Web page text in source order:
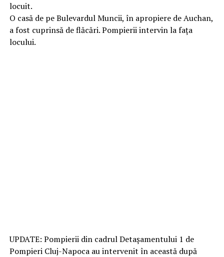
locuit.
O casă de pe Bulevardul Muncii, în apropiere de Auchan,
a fost cuprinsă de flăcări. Pompierii intervin la fața
locului.
UPDATE: Pompierii din cadrul Detașamentului 1 de
Pompieri Cluj-Napoca au intervenit în această după